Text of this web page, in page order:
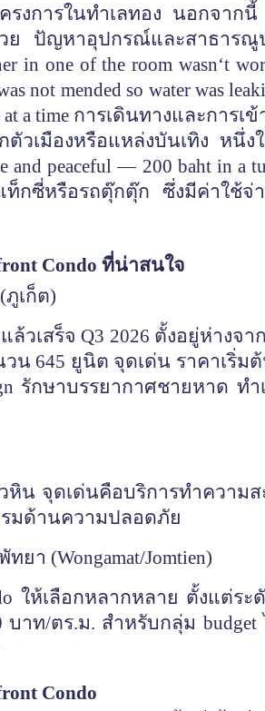
งการในทำเลทอง นอกจากนี้
วย ปัญหาอุปกรณ์และสาธาร
one of the room wasn‘t
not mended so water was
at a time การเดินทางและการ
ตัวเมืองหรือแหล่งบันเทิง หนึ่ง
and peaceful — 200 baht in a
ท็กซี่หรือรถตุ๊กตุ๊ก ซึ่งมีค่าใช้จ่
Condo ที่น่าสนใจ
ภูเก็ต)
ล้วเสร็จQ3 2026 ตั้งอยู่ห่างจ
น 645 ยูนิต จุดเด่น ราคาเริ่ม
รักษาบรรยากาศชายหาด ทำ
หิน จุดเด่นคือบริการทำความ
มด้านความปลอดภัย
ทยา (Wongamat/Jomtien)
ให้เลือกหลากหลาย ตั้งแต่ร
บาท/ตร.ม. สำหรับกลุ่ม budget
Condo